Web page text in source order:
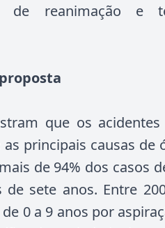
de reanimação e
que os acidentes
principais causas de
de 94% dos casos
sete anos. Entre
0 a 9 anos por